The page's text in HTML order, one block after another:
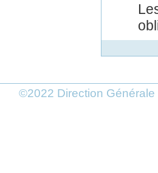
©2022 Direction